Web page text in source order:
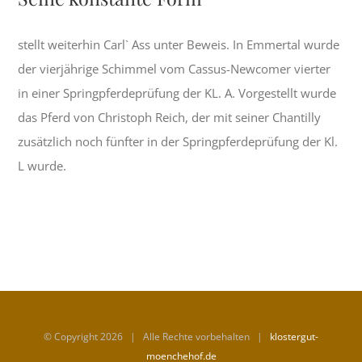
stellt weiterhin Carl` Ass unter Beweis. In Emmertal wurde
der vierjährige Schimmel vom Cassus-Newcomer vierter
in einer Springpferdeprüfung der KL. A. Vorgestellt wurde
das Pferd von Christoph Reich, der mit seiner Chantilly
zusätzlich noch fünfter in der Springpferdeprüfung der Kl.
L wurde.
© Copyright2026 | Alle Rechte vorbehalten | klostergut-
moenchehof.de